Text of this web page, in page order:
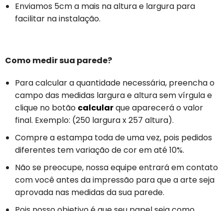
Enviamos 5cm a mais na altura e largura para
facilitar na instalação.
Como medir sua parede?
Para calcular a quantidade necessária, preencha o
campo das medidas largura e altura sem vírgula e
clique no botão calcularque aparecerá o valor
final. Exemplo: (250 largura x 257 altura).
Compre a estampa toda de uma vez, pois pedidos
diferentes tem variação de cor em até 10%.
Não se preocupe, nossa equipe entrará em contato
com você antes da impressão para que a arte seja
aprovada nas medidas da sua parede.